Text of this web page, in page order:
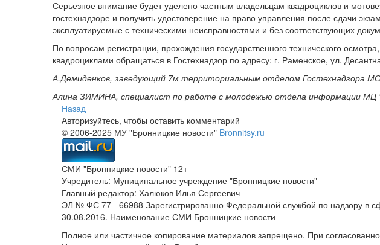
Серьезное внимание будет уделено частным владельцам квадроциклов и
гостехнадзоре и получить удостоверение на право управления после сдачи
эксплуатируемые с техническими неисправностями и без соответствующих
По вопросам регистрации, прохождения государственного технического
квадроциклами обращаться в Гостехнадзор по адресу: г. Раменское, ул.
А.Демиденков, заведующий 7­м территориальным отделом Гостехнадзора
Алина ЗИМИНА, специалист по работе с молодежью отдела информации МЦ
Назад
Авторизуйтесь, чтобы оставить комментарий
© 2006-2025 МУ "Бронницкие новости" Bronnitsy.ru
СМИ "Бронницкие новости" 12+
Учредитель: Муниципальное учреждение "Бронницкие новости"
Главный редактор: Халюков Илья Сергеевич
ЭЛ № ФС 77 - 66988 Зарегистрированно Федеральной службой по надзору в
30.08.2016. Наименование СМИ Бронницкие новости
Полное или частичное копирование материалов запрещено. При